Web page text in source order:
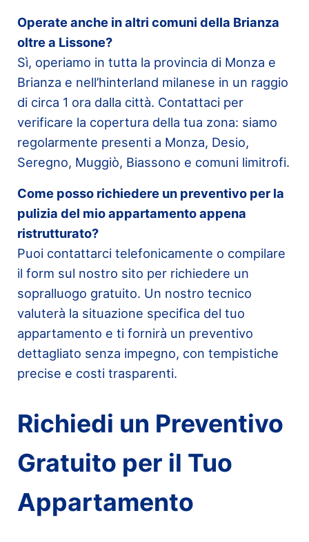
Operate anche in altri comuni della Brianza
oltre a Lissone?
Sì, operiamo in tutta la provincia di Monza e
Brianza e nell’hinterland milanese in un raggio
di circa 1 ora dalla città. Contattaci per
verificare la copertura della tua zona: siamo
regolarmente presenti a Monza, Desio,
Seregno, Muggiò, Biassono e comuni limitrofi.
Come posso richiedere un preventivo per la
pulizia del mio appartamento appena
ristrutturato?
Puoi contattarci telefonicamente o compilare
il form sul nostro sito per richiedere un
sopralluogo gratuito. Un nostro tecnico
valuterà la situazione specifica del tuo
appartamento e ti fornirà un preventivo
dettagliato senza impegno, con tempistiche
precise e costi trasparenti.
Richiedi un Preventivo
Gratuito per il Tuo
Appartamento